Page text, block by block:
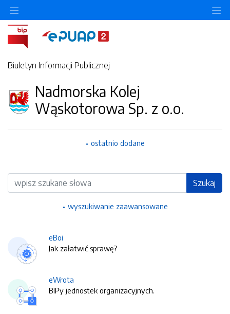
Biuletyn Informacji Publicznej
Nadmorska Kolej
Wąskotorowa Sp. z o.o.
ostatnio dodane
Wyszukiwarka Szukaj
wyszukiwanie zaawansowane
eBoi
Jak załatwić sprawę?
eWrota
BIPy jednostek organizacyjnych.